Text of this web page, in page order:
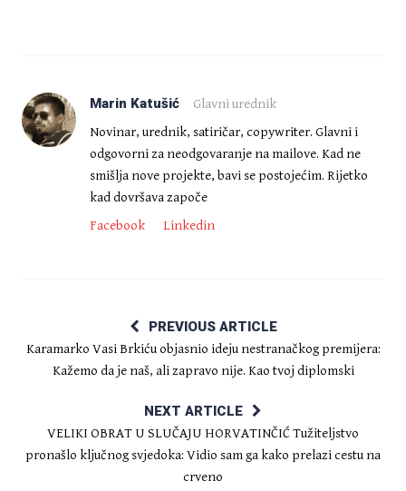
Marin Katušić
Glavni urednik
Novinar, urednik, satiričar, copywriter. Glavni i
odgovorni za neodgovaranje na mailove. Kad ne
smišlja nove projekte, bavi se postojećim. Rijetko
kad dovršava započe
Facebook
Linkedin
PREVIOUS ARTICLE
Karamarko Vasi Brkiću objasnio ideju nestranačkog premijera:
Kažemo da je naš, ali zapravo nije. Kao tvoj diplomski
NEXT ARTICLE
VELIKI OBRAT U SLUČAJU HORVATINČIĆ Tužiteljstvo
pronašlo ključnog svjedoka: Vidio sam ga kako prelazi cestu na
crveno